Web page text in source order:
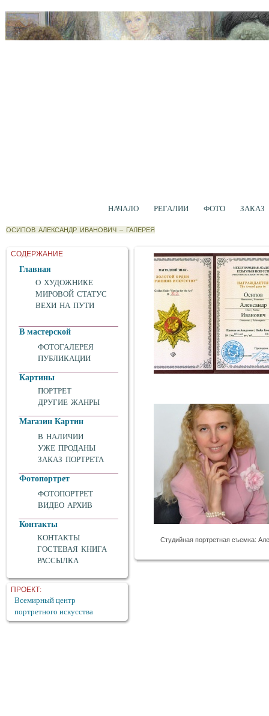
НАЧАЛО РЕГАЛИИ ФОТО ЗАКАЗ
ОСИПОВ АЛЕКСАНДР ИВАНОВИЧ – ГАЛЕРЕЯ
СОДЕРЖАНИЕ
Главная
О ХУДОЖНИКЕ
МИРОВОЙ СТАТУС
ВЕХИ НА ПУТИ
В мастерской
ФОТОГАЛЕРЕЯ
ПУБЛИКАЦИИ
Картины
ПОРТРЕТ
ДРУГИЕ ЖАНРЫ
Магазин Картин
В НАЛИЧИИ
УЖЕ ПРОДАНЫ
ЗАКАЗ ПОРТРЕТА
Фотопортрет
ФОТОПОРТРЕТ
ВИДЕО АРХИВ
Контакты
КОНТАКТЫ
ГОСТЕВАЯ КНИГА
РАССЫЛКА
ПРОЕКТ:
Всемирный центр
портретного искусства
Студийная портретная съемка: